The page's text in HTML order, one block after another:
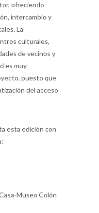
ofreciendo
intercambio y
La
culturales,
de vecinos y
es muy
puesto que
del acceso
esta edición con
Museo Colón